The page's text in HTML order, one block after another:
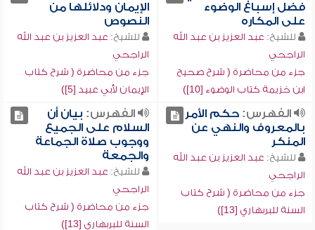
فضل إسباغ الوضوء
على المكاره
للشيخ: عبد العزيز بن عبد الله
الراجحي
جزء من محاضرة ( شرح صحيح
ابن خزيمة كتاب الوضوء [10])
الإيمان ودلائلها من
النصوص
للشيخ: عبد العزيز بن عبد الله
الراجحي
جزء من محاضرة ( شرح كتاب
الإيمان لأبي عبيد [5])
الفهرس:حكم الأمر
بالمعروف والنهي عن
المنكر
للشيخ: عبد العزيز بن عبد الله
الراجحي
جزء من محاضرة ( شرح كتاب
السنة للبربهاري [13])
الفهرس: بيان أن
السلام على الجميع
ووجوب صلاة الجماعة
والجمعة
للشيخ: عبد العزيز بن عبد الله
الراجحي
جزء من محاضرة ( شرح كتاب
السنة للبربهاري [13])